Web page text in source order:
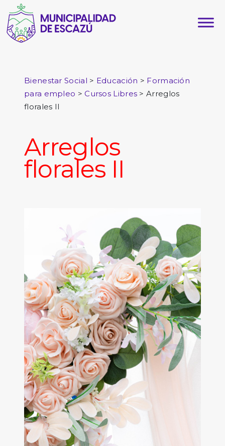
Bienestar Social > Educación > Formación
para empleo >Cursos Libres >Arreglos
florales II
Arreglos
florales II